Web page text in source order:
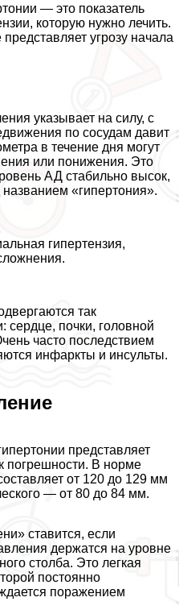
— это показатель
которую нужно лечить.
угрозу начала
указывает на силу, с
по сосудам давит
в течение дня могут
или понижения. Это
АД стабильно высок,
«гипертония».
гипертензия,
так
почки, головной
часто последствием
инфаркты и инсульты.
представляет
погрешности. В норме
от 120 до 129 мм
— от 80 до 84 мм.
ставится, если
держатся на уровне
столба. Это легкая
постоянно
поражением